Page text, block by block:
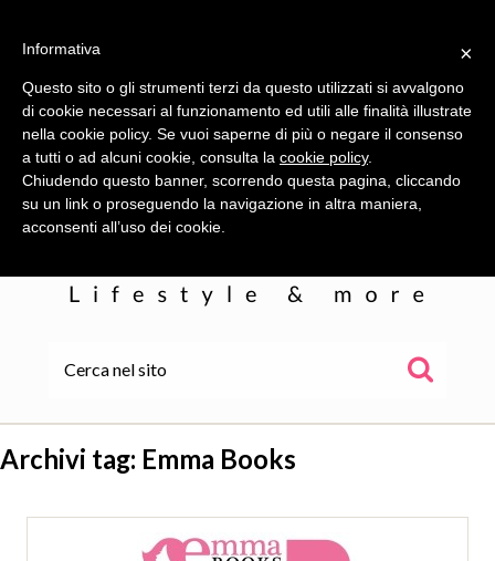
SERVIZI
Archivi tag: Emma Books
×
Informativa
Questo sito o gli strumenti terzi da questo utilizzati si avvalgono
di cookie necessari al funzionamento ed utili alle finalità illustrate
nella cookie policy. Se vuoi saperne di più o negare il consenso
a tutti o ad alcuni cookie, consulta la cookie policy.
Chiudendo questo banner, scorrendo questa pagina, cliccando
su un link o proseguendo la navigazione in altra maniera,
acconsenti all’uso dei cookie.